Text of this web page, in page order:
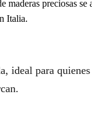
maderas preciosas
Italia.
ideal para